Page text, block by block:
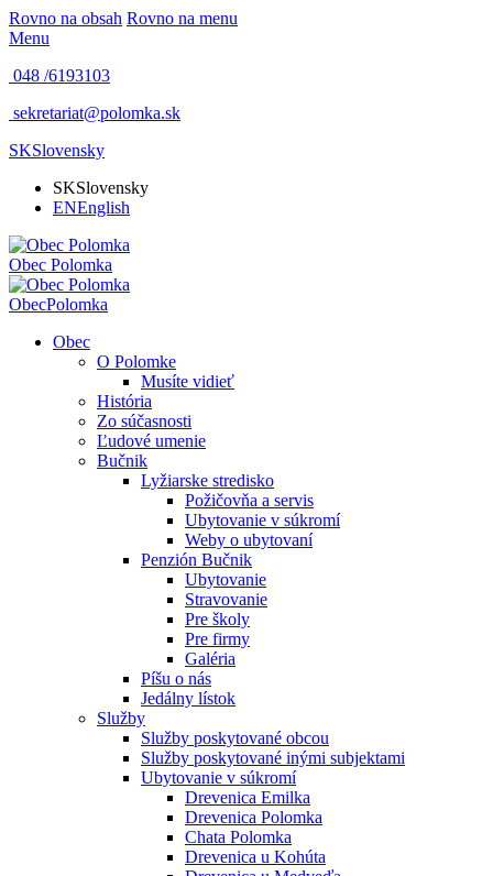
Rovno na obsah Rovno na menu
Menu
048 /6193103
sekretariat@polomka.sk
SKSlovensky
SKSlovensky
ENEnglish
Obec Polomka
ObecPolomka
Obec
O Polomke
Musíte vidieť
História
Zo súčasnosti
Ľudové umenie
Bučnik
Lyžiarske stredisko
Požičovňa a servis
Ubytovanie v súkromí
Weby o ubytovaní
Penzión Bučnik
Ubytovanie
Stravovanie
Pre školy
Pre firmy
Galéria
Píšu o nás
Jedálny lístok
Služby
Služby poskytované obcou
Služby poskytované inými subjektami
Ubytovanie v súkromí
Drevenica Emilka
Drevenica Polomka
Chata Polomka
Drevenica u Kohúta